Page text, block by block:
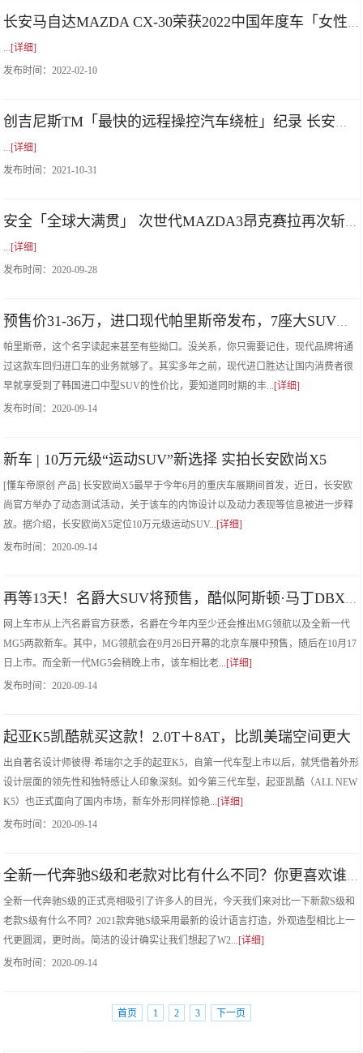
...[详细]
发布时间：2022-02-10
...[详细]
发布时间：2021-10-31
...[详细]
发布时间：2020-09-28
帕里斯帝，这个名字读起来甚至有些拗口。没关系，你只需要记住，现代品牌将通
过这款车回归进口车的业务就够了。其实多年之前，现代进口胜达让国内消费者很
早就享受到了韩国进口中型SUV的性价比，要知道同时期的丰...[详细]
发布时间：2020-09-14
新车 | 10万元级“运动SUV”新选择 实拍长安欧尚X5
[懂车帝原创 产品] 长安欧尚X5最早于今年6月的重庆车展期间首发，近日，长安欧
尚官方举办了动态测试活动，关于该车的内饰设计以及动力表现等信息被进一步释
放。据介绍，长安欧尚X5定位10万元级运动SUV...[详细]
发布时间：2020-09-14
网上车市从上汽名爵官方获悉，名爵在今年内至少还会推出MG领航以及全新一代
MG5两款新车。其中，MG领航会在9月26日开幕的北京车展中预售，随后在10月17
日上市。而全新一代MG5会稍晚上市，该车相比老...[详细]
发布时间：2020-09-14
起亚K5凯酷就买这款！2.0T＋8AT，比凯美瑞空间更大
出自著名设计师彼得·希瑞尔之手的起亚K5，自第一代车型上市以后，就凭借着外形
设计层面的领先性和独特感让人印象深刻。如今第三代车型，起亚凯酷（ALL NEW
K5）也正式面向了国内市场，新车外形同样惊艳...[详细]
发布时间：2020-09-14
全新一代奔驰S级的正式亮相吸引了许多人的目光，今天我们来对比一下新款S级和
老款S级有什么不同？2021款奔驰S级采用最新的设计语言打造，外观造型相比上一
代更圆润，更时尚。简洁的设计确实让我们想起了W2...[详细]
发布时间：2020-09-14
首页 1 2 3 下一页